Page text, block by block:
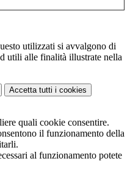
utilizzati si avvalgono di
utili alle finalità illustrate nella
Accetta tutti i cookies
quali cookie consentire.
il funzionamento della
al funzionamento potete